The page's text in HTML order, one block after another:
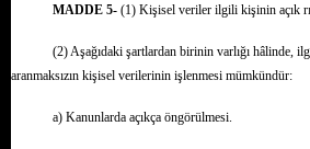
MADDE 5- (1) Kişisel veriler ilgili kişinin açık
(2) Aşağıdaki şartlardan birinin varlığı hâlinde,
aranmaksızın kişisel verilerinin işlenmesi mümkündür:
a) Kanunlarda açıkça öngörülmesi.